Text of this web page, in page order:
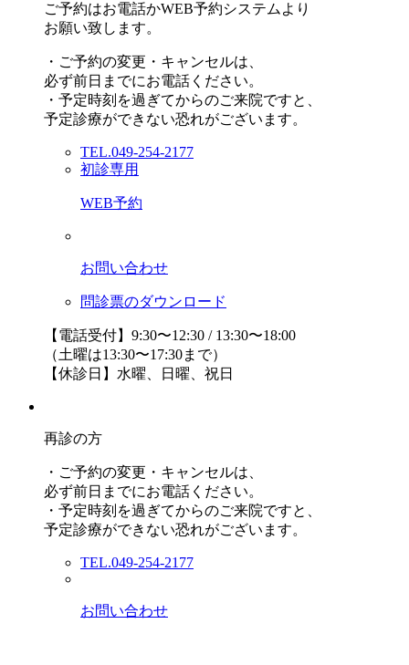
ご予約はお電話かWEB予約システムより
お願い致します。
・ご予約の変更・キャンセルは、
必ず前日までにお電話ください。
・予定時刻を過ぎてからのご来院ですと、
予定診療ができない恐れがございます。
TEL.049-254-2177
初診専用
WEB予約
お問い合わせ
問診票のダウンロード
【電話受付】9:30〜12:30 / 13:30〜18:00
（土曜は13:30〜17:30まで）
【休診日】水曜、日曜、祝日
再診の方
・ご予約の変更・キャンセルは、
必ず前日までにお電話ください。
・予定時刻を過ぎてからのご来院ですと、
予定診療ができない恐れがございます。
TEL.049-254-2177
お問い合わせ